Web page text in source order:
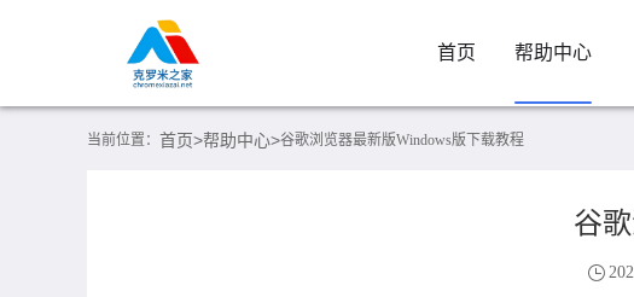
首页 帮助中心
当前位置： 首页>帮助中心>谷歌浏览器最新版Windows版下载教程
谷